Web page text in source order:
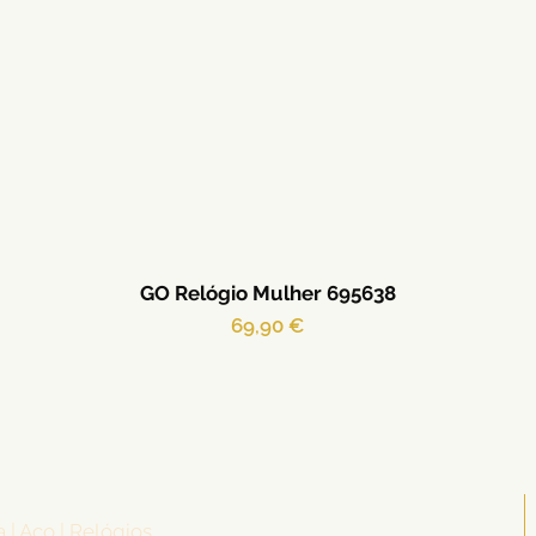
GO Relógio Mulher 695638
Preço
69,90 €
| Aço | Relógios